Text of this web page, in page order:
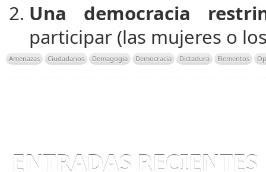
Una democracia
participar (las mujeres o
Amenazas Ciudadanos Demagogia Democracia Dictadura Elementos
ENTRADAS RECIENTES